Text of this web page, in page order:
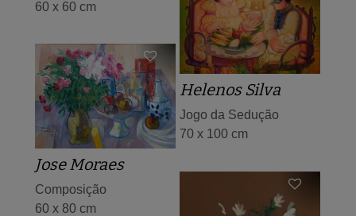
60 x 60 cm
Helenos Silva
Jogo da Sedução
70 x 100 cm
Jose Moraes
Composição
60 x 80 cm